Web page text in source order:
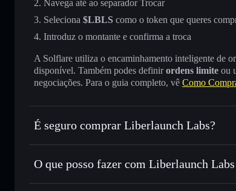
Navega até ao separador Trocar
Seleciona $LBLS como o token que queres
Introduz o montante e confirma a troca
A Solflare utiliza o encaminhamento inteligente de
disponível. Também podes definirordens limite ou
negociações. Para o guia completo, vê Como
É seguro comprar Liberlaunch Labs?
Liberlaunch Labs não está verificado
O que posso fazer com Liberlaunch
Liberlaunch Labs
Carteira Solflare